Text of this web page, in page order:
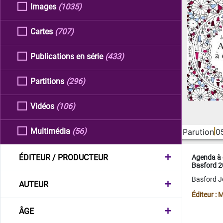
Images (1035)
Cartes (707)
Publications en série (433)
Partitions (296)
Vidéos (106)
Multimédia (56)
ÉDITEUR / PRODUCTEUR
AUTEUR
ÂGE
Parution
Agenda
Basford
Basford
Éditeur :